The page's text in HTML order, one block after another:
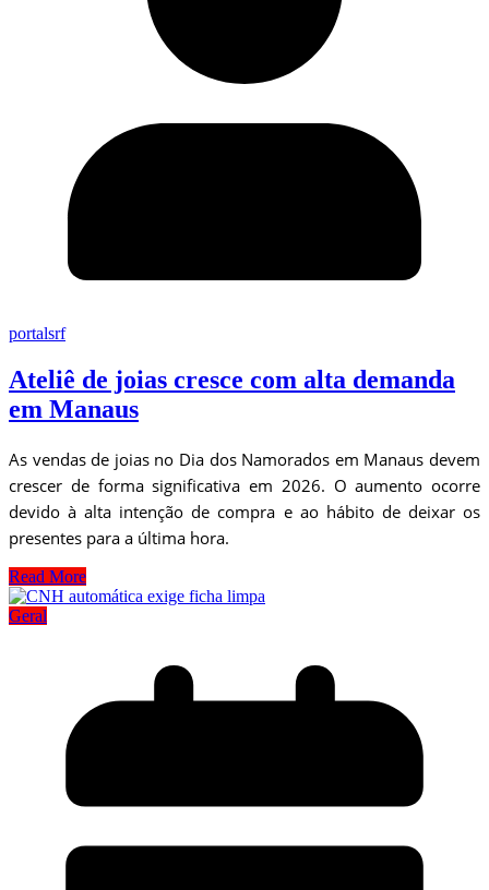
portalsrf
Ateliê de joias cresce com alta demanda
em Manaus
As vendas de joias no Dia dos Namorados em Manaus devem
crescer de forma significativa em 2026. O aumento ocorre
devido à alta intenção de compra e ao hábito de deixar os
presentes para a última hora.
Read More
Geral